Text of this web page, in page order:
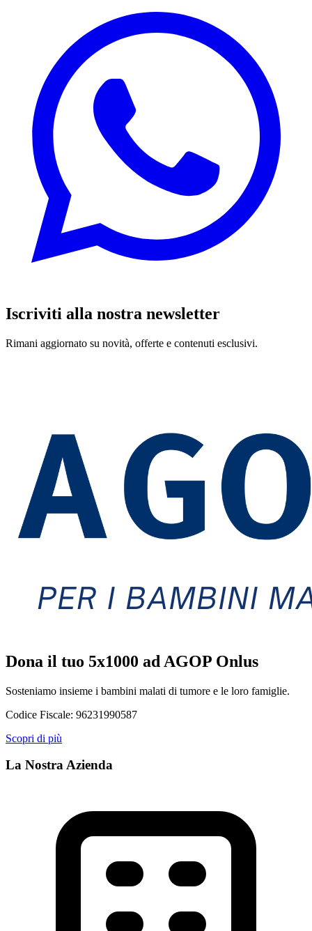
Iscriviti alla nostra newsletter
Rimani aggiornato su novità, offerte e contenuti esclusivi.
Dona il tuo 5x1000 ad AGOP Onlus
Sosteniamo insieme i bambini malati di tumore e le loro famiglie.
Codice Fiscale: 96231990587
Scopri di più
La Nostra Azienda